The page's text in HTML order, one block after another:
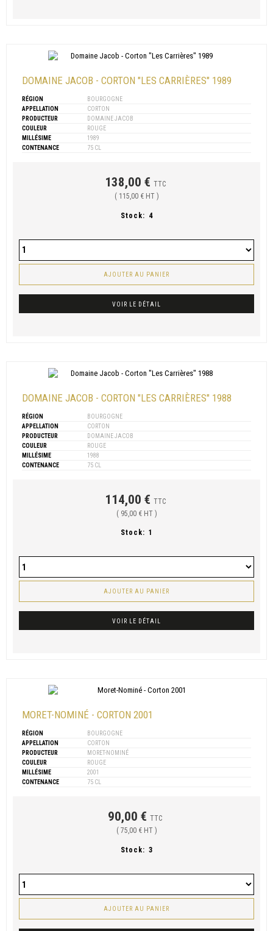
DOMAINE JACOB - CORTON "LES CARRIÈRES" 1989
RÉGION
BOURGOGNE
APPELLATION
CORTON
PRODUCTEUR
DOMAINE JACOB
COULEUR
ROUGE
MILLÉSIME
1989
CONTENANCE
75 CL
138,00 € TTC
( 115,00 € HT )
Stock: 4
AJOUTER AU PANIER
VOIR LE DÉTAIL
DOMAINE JACOB - CORTON "LES CARRIÈRES" 1988
RÉGION
BOURGOGNE
APPELLATION
CORTON
PRODUCTEUR
DOMAINE JACOB
COULEUR
ROUGE
MILLÉSIME
1988
CONTENANCE
75 CL
114,00 € TTC
( 95,00 € HT )
Stock: 1
AJOUTER AU PANIER
VOIR LE DÉTAIL
MORET-NOMINÉ - CORTON 2001
RÉGION
BOURGOGNE
APPELLATION
CORTON
PRODUCTEUR
MORET-NOMINÉ
COULEUR
ROUGE
MILLÉSIME
2001
CONTENANCE
75 CL
90,00 € TTC
( 75,00 € HT )
Stock: 3
AJOUTER AU PANIER